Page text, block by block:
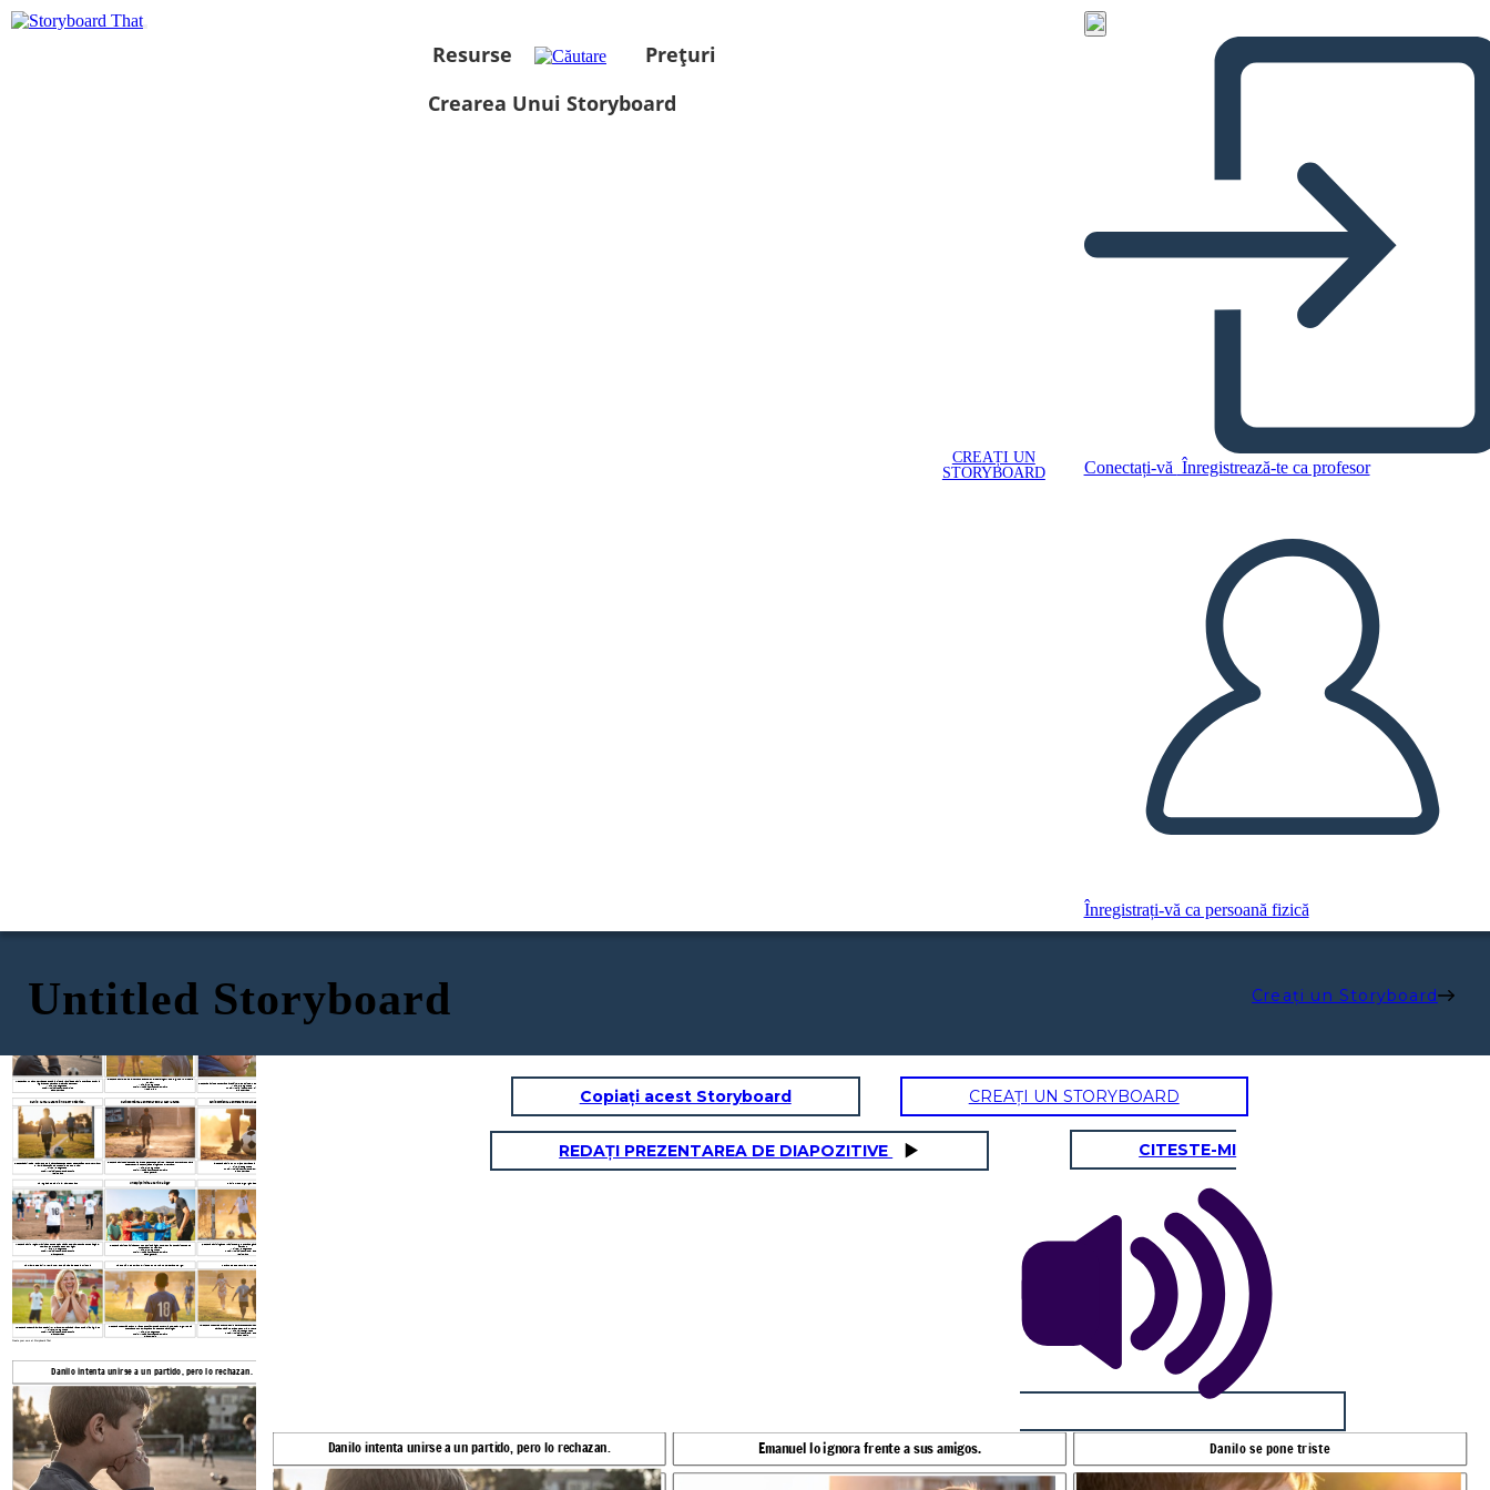
Resurse
Prețuri
Crearea Unui Storyboard
CREAȚI UN
STORYBOARD
Conectați-vă Înregistrează-te ca profesor
Înregistrați-vă ca persoană fizică
Untitled Storyboard Creați un Storyboard
Create your own at Storyboard That
Danilo llama la atención de otro técnico. Danilocomienza a entrenar solo al caer la tarde Danilocomienza a entrenar solo al caer la tarde Part.2
La llegada de Danilo al campeonato Un equipo invita a Danilo a jugar Danilo mete el gol ganador
La mamá de Danilo y Emanuel emocionada desde la tribuna La emoción de Emanuel viendo su hermano celebrando el gol Abrazo de dos hermano que se aman
1. escena en un plano cerrado se enfoca la tristeza y ancias de Danilo queriendo entrar a
Tike 1: 10 segundos
Audio: Musica instrumental triste
Plano: cerrado
2. Escena Danilo le pide al hermano Emanuel que lo deje jugar y este lo ignora y no lo deja
entrar.
Audio: Musica instrumental emotivo
Medio plano
3. Escena Danilo se pone triste a recibir el desprecio del hermano y decide salir de la cancha.
Tike 3: 5 segundos
Audio: Musica instrumental triste
Plano cerrado
4. Escena Danilo sale lentamente de la cancha despues de ser despreciado por el hermano y
le llama la atención de un tecnico de otro equipo.
Tike 4: 10 segundos
Audio: Musica instrumental emotivo
Medio plano
5. Escena Danilo decide todas las tardes despues de salir de la escuela entrenar solo para
poder tener la oportunidad de jugar con el hermano.
Tike 5: 15 segundos
Audio: Musica instrumental emotivo
Plano general
6. Escena Danilo en un plano cerrado practicando futbol.
Tike 6: 5 segundos
Audio: Musica instrumental emotivo
Plano cerrado
7. Escena Danilo llega muy animado donde estan haciendo el campeonato donde juega el
hermano con el sueño de querer jugar
Tike 7: 15 segundos
Audio: Musica instrumental emotivo
Plano general
8. Escena Danilo es incitado por otro tecnico a jugar con el equipo contrario donde se
enfrenta con su hermano
Tike 8: 10 segundos
Audio: Musica instrumental emotivo
plano general
9. Escena Danilo jugando y haciendo el gol que hace ganador al equipo contrario de su
hermano
Tike 9: 15 segundos
Audio: Musica instrumental emotivo
Medio plano
10. Escena muestra la mamá de Danilo y Emanuel emocionada viendo sus 2 hijos jugando
Tike 10: 10 segundos
Audio: Musica instrumental emotivo
Plano cerrado
11. Escena muestra a Emanuel viendo emotivamente a su hermano celebrar el gol y se da
cuenta que su hermano tambien es bueno para jugar
Tike 11: 10 segundos
Audio: Musica instrumental emotivo
12. Escena muestra a Emanuel Danilo abrazandosen caminando felices despues de un buen
partido hacia los brazos de su madre representando union
Tike 12: 15 segundos
Plano medio
Danilo intenta unirse a un partido, pero lo rechazan.
Copiați acest Storyboard CREAȚI UN STORYBOARD
REDAȚI PREZENTAREA DE DIAPOZITIVE CITESTE-MI
Danilo intenta unirse a un partido, pero lo rechazan. Emanuel lo ignora frente a sus amigos. Danilo se pone triste